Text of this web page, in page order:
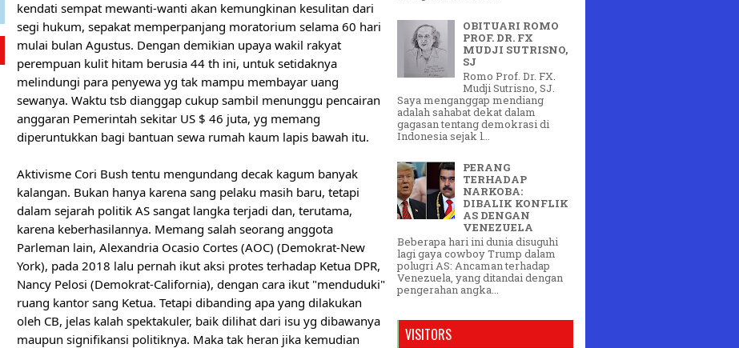
kendati sempat mewanti-wanti akan kemungkinan kesulitan dari
segi hukum, sepakat memperpanjang moratorium selama 60 hari
mulai bulan Agustus. Dengan demikian upaya wakil rakyat
perempuan kulit hitam berusia 44 th ini, untuk setidaknya
melindungi para penyewa yg tak mampu membayar uang
sewanya. Waktu tsb dianggap cukup sambil menunggu pencairan
anggaran Pemerintah sekitar US $ 46 juta, yg memang
diperuntukkan bagi bantuan sewa rumah kaum lapis bawah itu.
Aktivisme Cori Bush tentu mengundang decak kagum banyak
kalangan. Bukan hanya karena sang pelaku masih baru, tetapi
dalam sejarah politik AS sangat langka terjadi dan, terutama,
karena keberhasilannya. Memang salah seorang anggota
Parleman lain, Alexandria Ocasio Cortes (AOC) (Demokrat-New
York), pada 2018 lalu pernah ikut aksi protes terhadap Ketua DPR,
Nancy Pelosi (Demokrat-California), dengan cara ikut "menduduki"
ruang kantor sang Ketua. Tetapi dibanding apa yang dilakukan
oleh CB, jelas kalah spektakuler, baik dilihat dari isu yg dibawanya
maupun signifikansi politiknya. Maka tak heran jika kemudian
OBITUARI ROMO
PROF. DR. FX
MUDJI SUTRISNO,
SJ
Romo Prof. Dr. FX.
Mudji Sutrisno, SJ.
Saya menganggap mendiang
adalah sahabat dekat dalam
gagasan tentang demokrasi di
Indonesia sejak l...
PERANG
TERHADAP
NARKOBA:
DIBALIK KONFLIK
AS DENGAN
VENEZUELA
Beberapa hari ini dunia disuguhi
lagi gaya cowboy Trump dalam
polugri AS: Ancaman terhadap
Venezuela, yang ditandai dengan
pengerahan angka...
VISITORS